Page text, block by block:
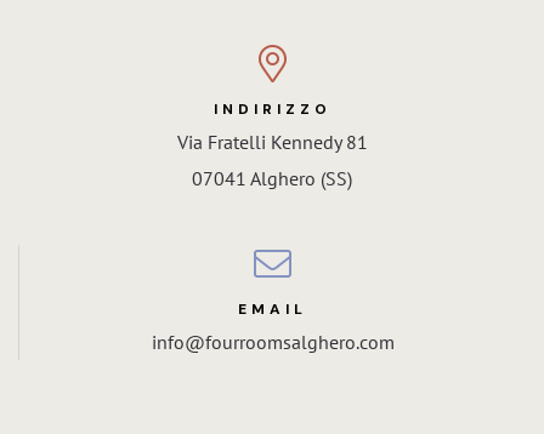
INDIRIZZO
Via Fratelli Kennedy 81
07041 Alghero (SS)
EMAIL
info@fourroomsalghero.com